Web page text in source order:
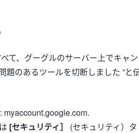
て、グーグルのサーバー上でキャン
題のあるツールを切断しました ”と
: myaccount.google.com.
[セキュリティ］
(セキュリティ）タ